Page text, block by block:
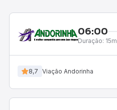
06:00
Duração: 15m
8,7 Viação Andorinha